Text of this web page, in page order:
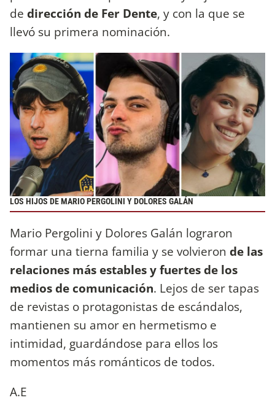
de dirección de Fer Dente, y con la que se
llevó su primera nominación.
LOS HIJOS DE MARIO PERGOLINI Y DOLORES GALÁN
Mario Pergolini y Dolores Galán lograron
formar una tierna familia y se volvieron de las
relaciones más estables y fuertes de los
medios de comunicación. Lejos de ser tapas
de revistas o protagonistas de escándalos,
mantienen su amor en hermetismo e
intimidad, guardándose para ellos los
momentos más románticos de todos.
A.E